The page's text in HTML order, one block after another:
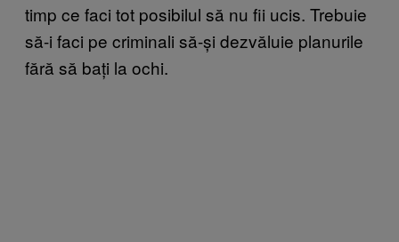
timp ce faci tot posibilul să nu fii ucis. Trebuie
să-i faci pe criminali să-și dezvăluie planurile
fără să bați la ochi.